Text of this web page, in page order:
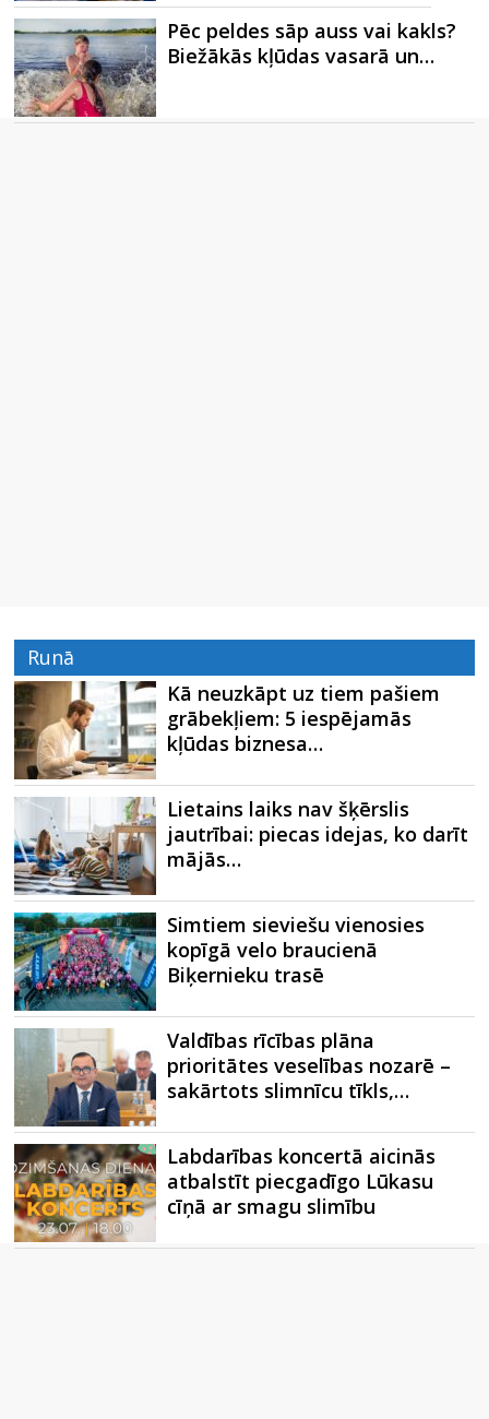
Pēc peldes sāp auss vai kakls?
Biežākās kļūdas vasarā un…
Runā
Kā neuzkāpt uz tiem pašiem
grābekļiem: 5 iespējamās
kļūdas biznesa…
Lietains laiks nav šķērslis
jautrībai: piecas idejas, ko darīt
mājās…
Simtiem sieviešu vienosies
kopīgā velo braucienā
Biķernieku trasē
Valdības rīcības plāna
prioritātes veselības nozarē –
sakārtots slimnīcu tīkls,…
Labdarības koncertā aicinās
atbalstīt piecgadīgo Lūkasu
cīņā ar smagu slimību